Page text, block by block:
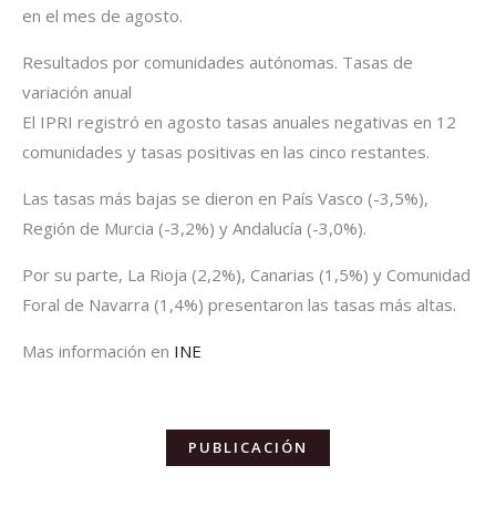
en el mes de agosto.
Resultados por comunidades autónomas. Tasas de
variación anual
El IPRI registró en agosto tasas anuales negativas en 12
comunidades y tasas positivas en las cinco restantes.
Las tasas más bajas se dieron en País Vasco (-3,5%),
Región de Murcia (-3,2%) y Andalucía (-3,0%).
Por su parte, La Rioja (2,2%), Canarias (1,5%) y Comunidad
Foral de Navarra (1,4%) presentaron las tasas más altas.
Mas información en INE
PUBLICACIÓN